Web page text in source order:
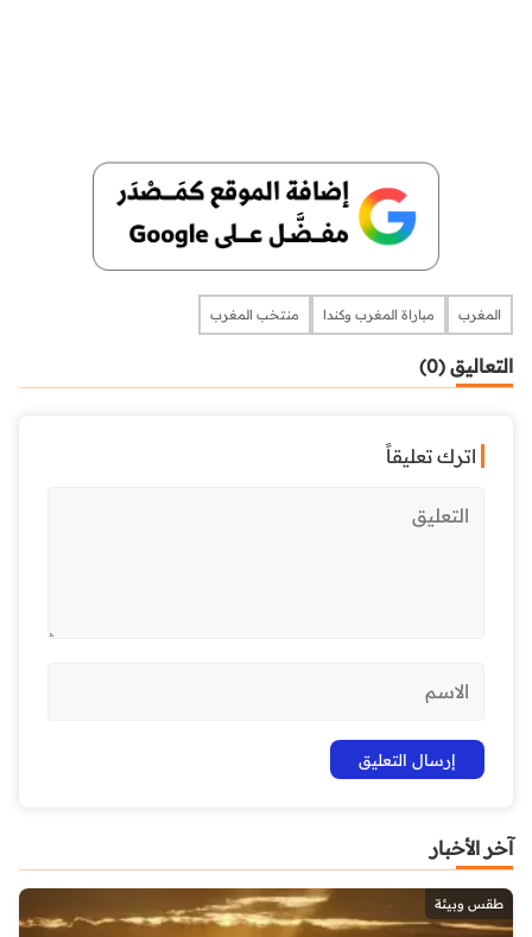
المغرب مباراة المغرب وكندا منتخب المغرب
التعاليق (0)
اترك تعليقاً
آخر الأخبار
طقس وبيئة